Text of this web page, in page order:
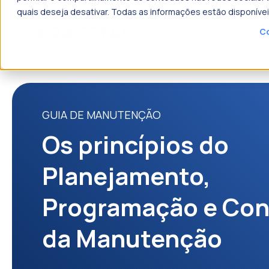
quais deseja desativar. Todas as informações estão
o que
GUIA DE MANUTENÇÃO
Os princípios do
Planejamento,
Programação e
da Manutenção